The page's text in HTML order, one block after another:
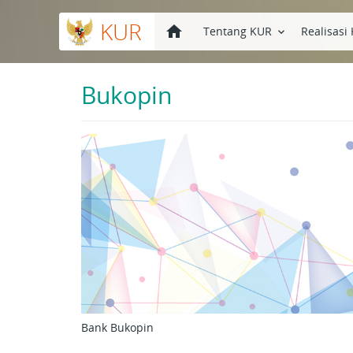
KUR home keyboard_arrow_down
Tentang KUR Realisasi
Bukopin
Bank Bukopin